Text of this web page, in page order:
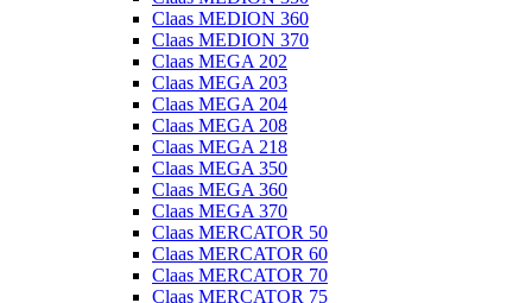
Claas MEDION 360
Claas MEDION 370
Claas MEGA 202
Claas MEGA 203
Claas MEGA 204
Claas MEGA 208
Claas MEGA 218
Claas MEGA 350
Claas MEGA 360
Claas MEGA 370
Claas MERCATOR 50
Claas MERCATOR 60
Claas MERCATOR 70
Claas MERCATOR 75